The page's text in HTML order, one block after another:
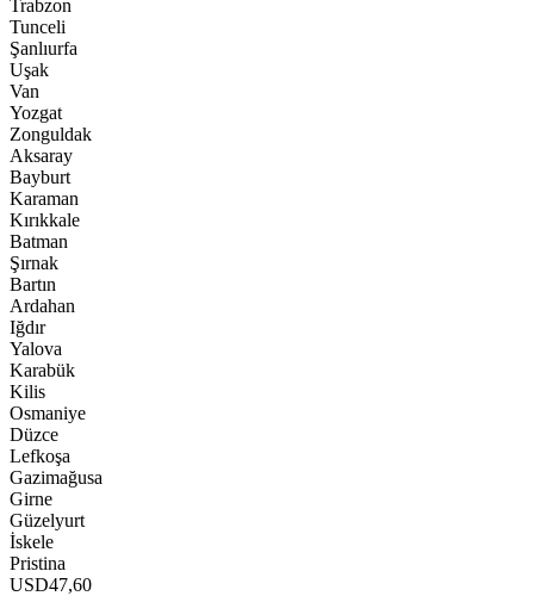
Trabzon
Tunceli
Şanlıurfa
Uşak
Van
Yozgat
Zonguldak
Aksaray
Bayburt
Karaman
Kırıkkale
Batman
Şırnak
Bartın
Ardahan
Iğdır
Yalova
Karabük
Kilis
Osmaniye
Düzce
Lefkoşa
Gazimağusa
Girne
Güzelyurt
İskele
Pristina
USD47,60